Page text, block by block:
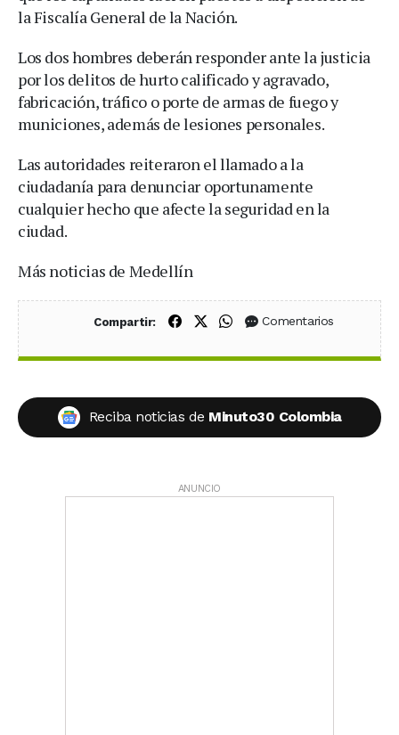
la Fiscalía General de la Nación.
Los dos hombres deberán responder ante la justicia
por los delitos de hurto calificado y agravado,
fabricación, tráfico o porte de armas de fuego y
municiones, además de lesiones personales.
Las autoridades reiteraron el llamado a la
ciudadanía para denunciar oportunamente
cualquier hecho que afecte la seguridad en la
ciudad.
Más noticias de Medellín
Compartir: Compartir en Facebook
Compartir en X (Twitter)
Compartir en WhatsApp
Comentarios
Reciba noticias de Minuto30 Colombia
ANUNCIO